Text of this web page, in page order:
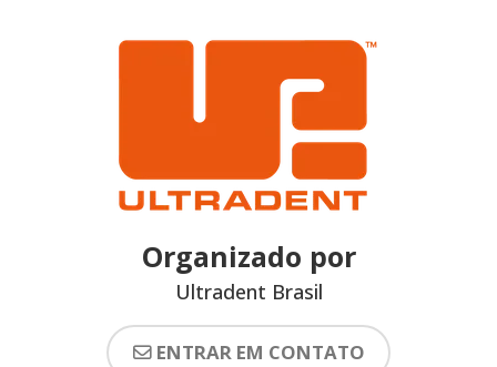
Organizado por
Ultradent Brasil
ENTRAR EM CONTATO